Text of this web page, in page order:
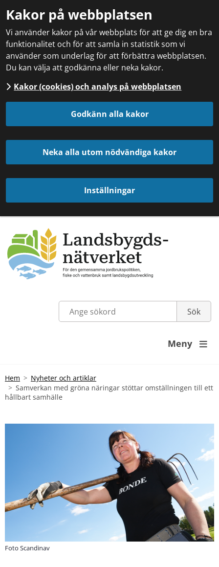
Kakor på webbplatsen
Vi använder kakor på vår webbplats för att ge dig en bra
funktionalitet och för att samla in statistik som vi
använder som underlag för att förbättra webbplatsen.
Du kan välja att godkänna eller neka kakor.
Kakor (cookies) och analys på webbplatsen
Godkänn alla kakor
Neka alla utom nödvändiga kakor
Inställningar
Meny 
Hem
Nyheter och artiklar
Samverkan med gröna näringar stöttar omställningen till ett
hållbart samhälle
Foto Scandinav